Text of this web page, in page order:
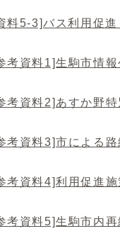
料5-3]バス利用促
考資料1]生駒市情
考資料2]あすか野
考資料3]市による
考資料4]利用促進施
考資料5]生駒市内